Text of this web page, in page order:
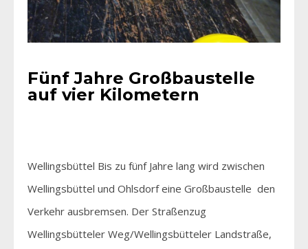
Fünf Jahre Großbaustelle
auf vier Kilometern
Wellingsbüttel Bis zu fünf Jahre lang wird zwischen
Wellingsbüttel und Ohlsdorf eine Großbaustelle den
Verkehr ausbremsen. Der Straßenzug
Wellingsbütteler Weg/Wellingsbütteler Landstraße,